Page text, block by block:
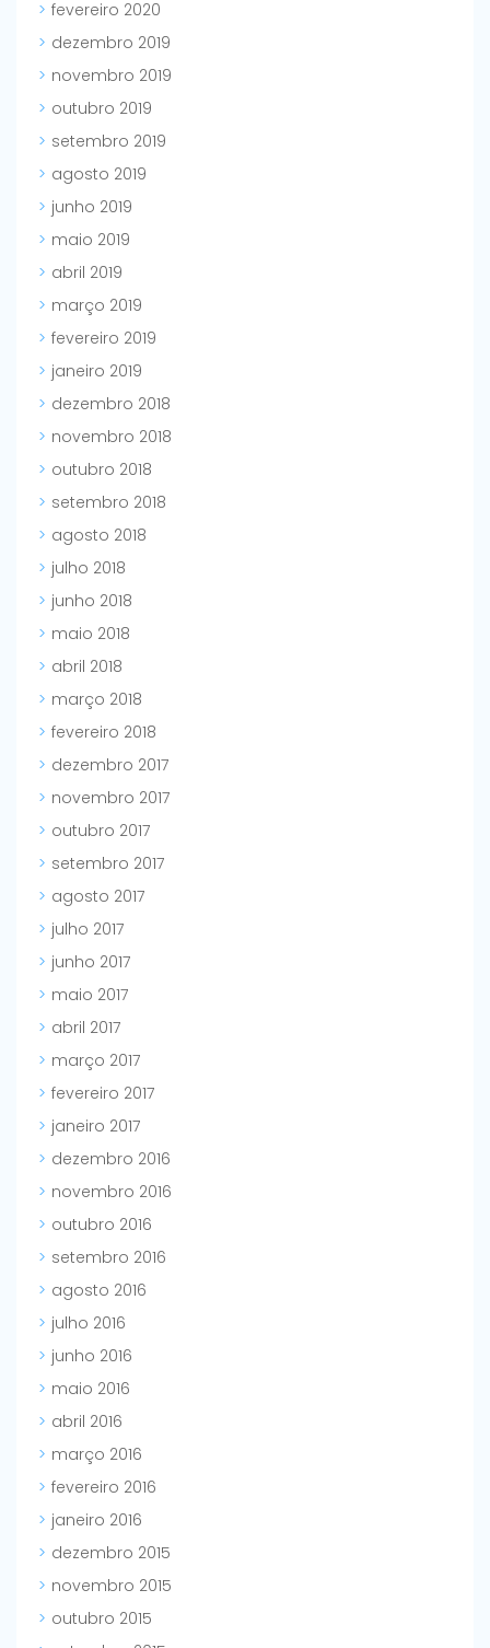
fevereiro 2020
dezembro 2019
novembro 2019
outubro 2019
setembro 2019
agosto 2019
junho 2019
maio 2019
abril 2019
março 2019
fevereiro 2019
janeiro 2019
dezembro 2018
novembro 2018
outubro 2018
setembro 2018
agosto 2018
julho 2018
junho 2018
maio 2018
abril 2018
março 2018
fevereiro 2018
dezembro 2017
novembro 2017
outubro 2017
setembro 2017
agosto 2017
julho 2017
junho 2017
maio 2017
abril 2017
março 2017
fevereiro 2017
janeiro 2017
dezembro 2016
novembro 2016
outubro 2016
setembro 2016
agosto 2016
julho 2016
junho 2016
maio 2016
abril 2016
março 2016
fevereiro 2016
janeiro 2016
dezembro 2015
novembro 2015
outubro 2015